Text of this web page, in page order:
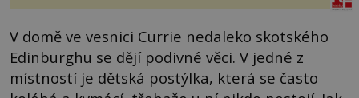
V domě ve vesnici Currie nedaleko skotského
Edinburghu se dějí podivné věci. V jedné z
místností je dětská postýlka, která se často